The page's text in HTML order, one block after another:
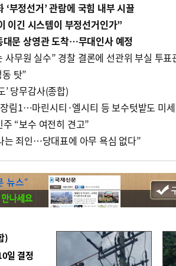
부정선거’ 관람에 국힘 내부 시끌
이긴 시스템이 부정선거인가”
대문 상영관 도착…무대인사 예정
탓”
당무감사(종합)
림1…마린시티·엘시티 등 보수텃밭도 미
“보수 여전히 견고”
는 죄인…당대표에 아무 욕심 없다”
)
일 결정